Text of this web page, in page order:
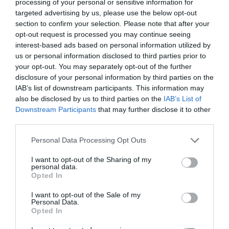
processing of your personal or sensitive information for
targeted advertising by us, please use the below opt-out
section to confirm your selection. Please note that after your
opt-out request is processed you may continue seeing
interest-based ads based on personal information utilized by
us or personal information disclosed to third parties prior to
your opt-out. You may separately opt-out of the further
disclosure of your personal information by third parties on the
IAB’s list of downstream participants. This information may
also be disclosed by us to third parties on the IAB’s List of
Downstream Participants that may further disclose it to other
Please note that this website/app uses one or more Google
not limited to your visit or usage behaviour. You may click to
grant or deny consent to Google and its third-party tags to
use your data for below specified purposes in below Google
consent section.
Personal Data Processing Opt Outs
I want to opt-out of the Sharing of my
personal data.
Opted In
I want to opt-out of the Sale of my
Personal Data.
Opted In
και φωνητικών εντολών αναβαθμίζοντας την
εμπειρία. Η απρόσκοπτη σύνδεση με μια
μεγάλη ποικιλία έξυπνων συσκευών ZigBee
και Wi-Fi συνδέσεων και η εξατομίκευση
σκηνών φωτισμού προσαρμοσμένων σε
σειρά δραστηριοτήτων -άφιξη, αναχώρηση,
χαλάρωση, ύπνος-, αποτελούν βασικά
χαρακτηριστικά του akubela Smart Home
αυτοματισμός με μια σειρά έξυπνων
αισθητήρων, που επιτρέπει τον συνολικό
έλεγχο φωτισμού εξαλείφοντας την ανάγκη
για χειροκίνητη παρέμβαση, απογειώνει την
καθημερινότητα.